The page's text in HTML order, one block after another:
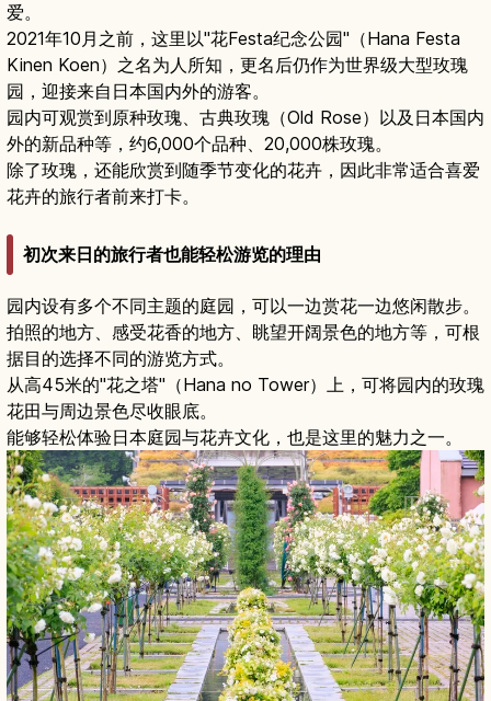
爱。
2021年10月之前，这里以"花Festa纪念公园"（Hana Festa
Kinen Koen）之名为人所知，更名后仍作为世界级大型玫瑰
园，迎接来自日本国内外的游客。
园内可观赏到原种玫瑰、古典玫瑰（Old Rose）以及日本国内
外的新品种等，约6,000个品种、20,000株玫瑰。
除了玫瑰，还能欣赏到随季节变化的花卉，因此非常适合喜爱
花卉的旅行者前来打卡。
初次来日的旅行者也能轻松游览的理由
园内设有多个不同主题的庭园，可以一边赏花一边悠闲散步。
拍照的地方、感受花香的地方、眺望开阔景色的地方等，可根
据目的选择不同的游览方式。
从高45米的"花之塔"（Hana no Tower）上，可将园内的玫瑰
花田与周边景色尽收眼底。
能够轻松体验日本庭园与花卉文化，也是这里的魅力之一。